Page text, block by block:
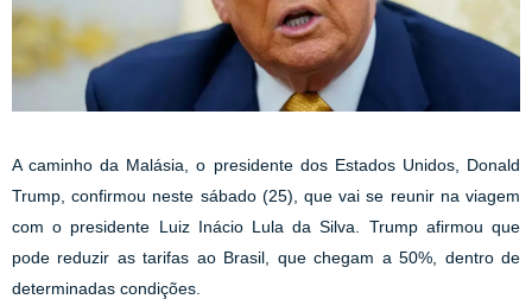
A caminho da Malásia, o presidente dos Estados Unidos, Donald
Trump, confirmou neste sábado (25), que vai se reunir na viagem
com o presidente Luiz Inácio Lula da Silva. Trump afirmou que
pode reduzir as tarifas ao Brasil, que chegam a 50%, dentro de
determinadas condições.